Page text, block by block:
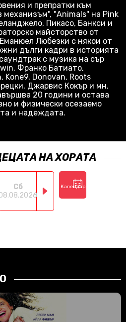
и препратки към
механизъм", "Animals" на Pink
Пикасо, Банкси и
майсторство от
Любезки с някои от
дълги кадри в историята
с музика на сър
Франко Батиато,
Kone9, Donovan, Roots
Джарвис Кокър и мн.
20 години и остава
и физически осезаемо
и надеждата.
НА ХОРАТА
Сб
09.08.2026
10.08.2026
Календар